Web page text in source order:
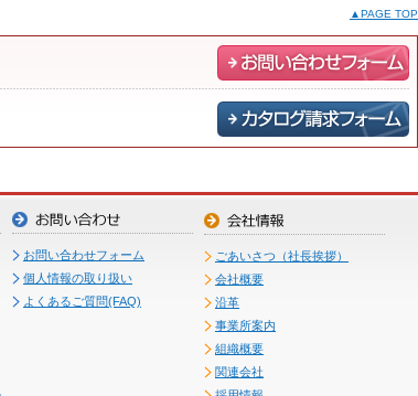
▲PAGE TOP
お問い合わせフォーム
個人情報の取り扱い
よくあるご質問(FAQ)
ごあいさつ（社長挨拶）
会社概要
沿革
事業所案内
組織概要
関連会社